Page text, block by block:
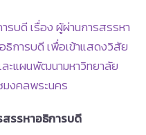
บดี เรื่อง ผู้ผ่านการสรรหา
การบดี เพื่อเข้าแสดงวิสัย
ะแผนพัฒนามหาวิทยาลัย
มงคลพระนคร
รรหาอธิการบดี